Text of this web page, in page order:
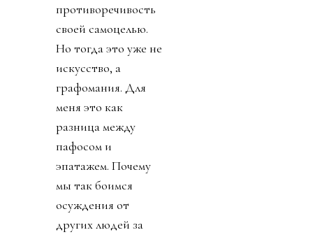
противоречивость
своей самоцелью.
Но тогда это уже не
искусство, а
графомания. Для
меня это как
разница между
пафосом и
эпатажем. Почему
мы так боимся
осуждения от
других людей за